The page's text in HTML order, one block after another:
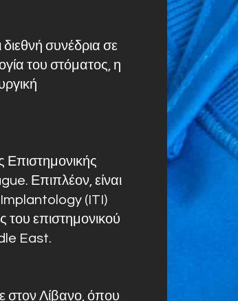
διεθνή συνέδρια σε
του στόματος, η
Επιστημονικής
Επιπλέον, είναι
(ITI)
του επιστημονικού
East.
στον Λίβανο, όπου